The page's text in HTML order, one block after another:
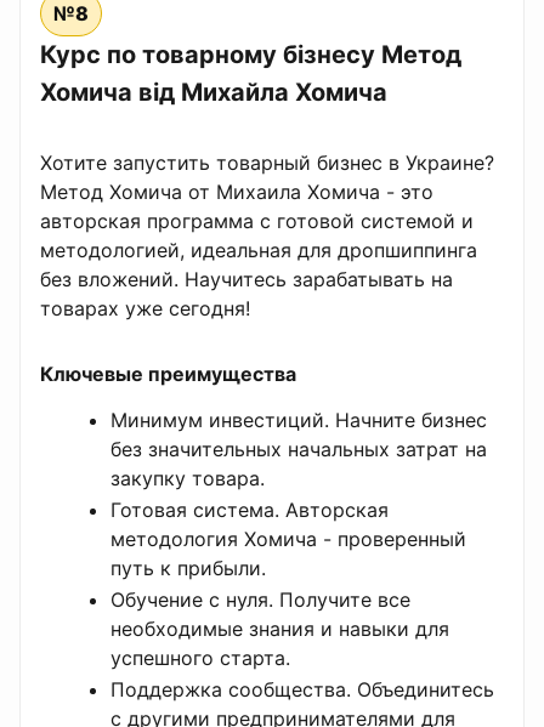
№8
Курс по товарному бізнесу Метод
Хомича від Михайла Хомича
Хотите запустить товарный бизнес в Украине?
Метод Хомича от Михаила Хомича - это
авторская программа с готовой системой и
методологией, идеальная для дропшиппинга
без вложений. Научитесь зарабатывать на
товарах уже сегодня!
Ключевые преимущества
Минимум инвестиций. Начните бизнес
без значительных начальных затрат на
закупку товара.
Готовая система. Авторская
методология Хомича - проверенный
путь к прибыли.
Обучение с нуля. Получите все
необходимые знания и навыки для
успешного старта.
Поддержка сообщества. Объединитесь
с другими предпринимателями для